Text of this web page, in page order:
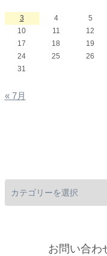
3
4 5
10
11 12
17
18 19
24
25 26
31
« 7月
お問い合わ